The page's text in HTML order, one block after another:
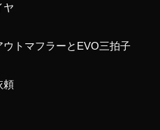
ヤ
ウトマフラーとEVO三拍子
頼